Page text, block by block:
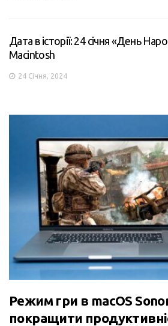
Дата в історії: 24 січня «День
Macintosh
24 Січня, 2024
Режим гри в macOS
покращити